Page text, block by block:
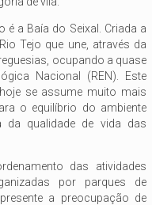
a Baía do Seixal. Criada a
Tejo que une, através da
ocupando a quase
Nacional (REN). Este
se assume muito mais
o equilíbrio do ambiente
qualidade de vida das
das atividades
por parques de
a preocupação de